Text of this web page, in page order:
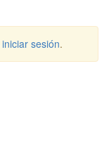
iniciar sesión.